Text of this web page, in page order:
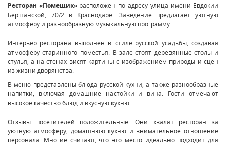
Ресторан «Помещик»расположен по адресу улица имени Евдокии
Бершанской, 70/2 в Краснодаре. Заведение предлагает уютную
атмосферу и разнообразную музыкальную программу.
Интерьер ресторана выполнен в стиле русской усадьбы, создавая
атмосферу старинного поместья. В зале стоят деревянные столы и
стулья, а на стенах висят картины с изображением природы и сцен
из жизни дворянства.
В меню представлены блюда русской кухни, а также разнообразные
напитки, включая домашние настойки и вина. Гости отмечают
высокое качество блюд и вкусную кухню.
Отзывы посетителей положительные. Они хвалят ресторан за
уютную атмосферу, домашнюю кухню и внимательное отношение
персонала. Многие считают, что это место идеально подходит для